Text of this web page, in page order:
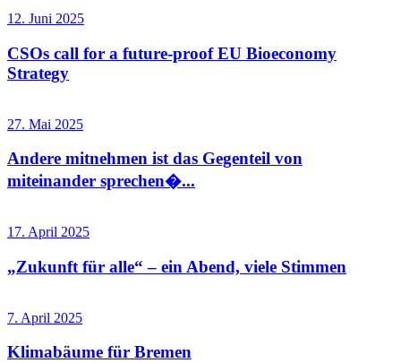
12. Juni 2025
CSOs call for a future-proof EU Bioeconomy
Strategy
27. Mai 2025
Andere mitnehmen ist das Gegenteil von
miteinander sprechen�...
17. April 2025
„Zukunft für alle“ – ein Abend, viele Stimmen
7. April 2025
Klimabäume für Bremen